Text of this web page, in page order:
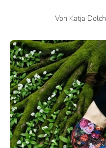
Von Katja Dolch